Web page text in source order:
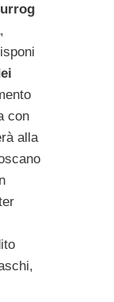
,
con
alla